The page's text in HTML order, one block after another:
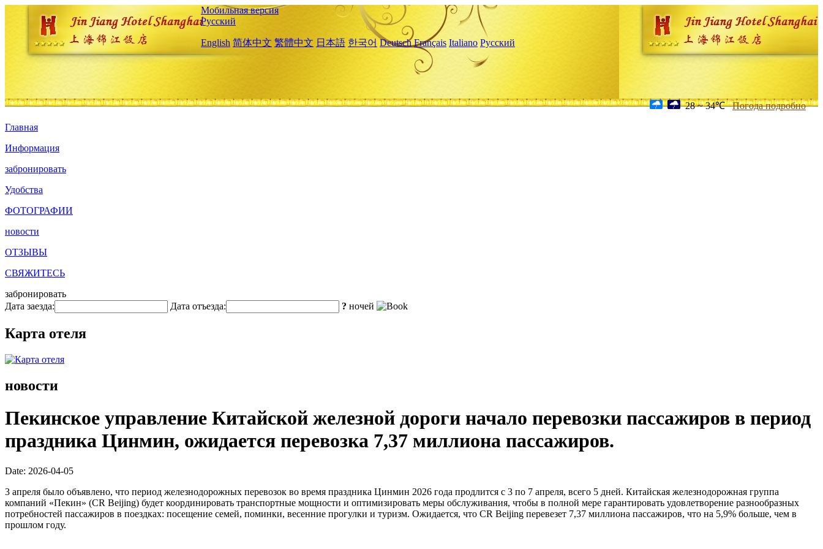
Мобильная версия
Русский
English 简体中文 繁體中文 日本語 한국어 Deutsch Français Italiano Русский
28 ~ 34℃ Погода подробно
Главная
Информация
забронировать
Удобства
ФОТОГРАФИИ
новости
ОТЗЫВЫ
СВЯЖИТЕСЬ
забронировать
Дата заезда:
Дата отъезда: ? ночей
Карта отеля
новости
Пекинское управление Китайской железной дороги начало перевозки пассажиров в период
праздника Цинмин, ожидается перевозка 7,37 миллиона пассажиров.
Date: 2026-04-05
3 апреля было объявлено, что период железнодорожных перевозок во время праздника Цинмин 2026 года продлится с 3 по 7 апреля, всего 5 дней. Китайская железнодорожная группа
компаний «Пекин» (CR Beijing) будет координировать транспортные мощности и оптимизировать меры обслуживания, чтобы в полной мере гарантировать удовлетворение разнообразных
потребностей пассажиров в поездках: посещение семей, поминки, весенние прогулки и туризм. Ожидается, что CR Beijing перевезет 7,37 миллиона пассажиров, что на 5,9% больше, чем в
прошлом году.